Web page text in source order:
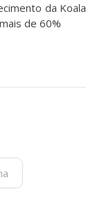
da Koala
de 60%